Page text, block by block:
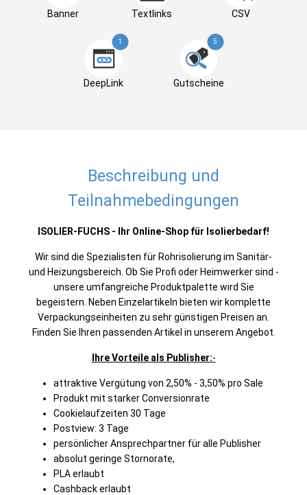
Banner Textlinks CSV
1
DeepLink
5
Gutscheine
Beschreibung und
Teilnahmebedingungen
ISOLIER-FUCHS - Ihr Online-Shop für Isolierbedarf!
Wir sind die Spezialisten für Rohrisolierung im Sanitär-
und Heizungsbereich. Ob Sie Profi oder Heimwerker sind -
unsere umfangreiche Produktpalette wird Sie
begeistern. Neben Einzelartikeln bieten wir komplette
Verpackungseinheiten zu sehr günstigen Preisen an.
Finden Sie Ihren passenden Artikel in unserem Angebot.
Ihre Vorteile als Publisher:-
attraktive Vergütung von 2,50% - 3,50% pro Sale
Produkt mit starker Conversionrate
Cookielaufzeiten 30 Tage
Postview: 3 Tage
persönlicher Ansprechpartner für alle Publisher
absolut geringe Stornorate,
PLA erlaubt
Cashback erlaubt